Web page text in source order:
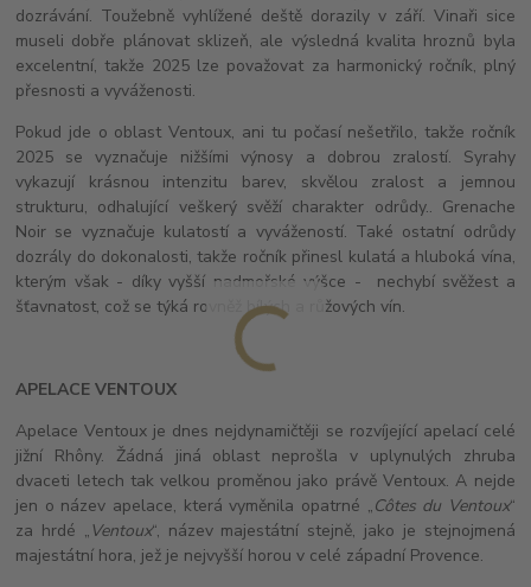
dozrávání. Toužebně vyhlížené deště dorazily v září. Vinaři sice
museli dobře plánovat sklizeň, ale výsledná kvalita hroznů byla
excelentní, takže 2025 lze považovat za harmonický ročník, plný
přesnosti a vyváženosti.
Pokud jde o oblast Ventoux, ani tu počasí nešetřilo, takže ročník
2025 se vyznačuje nižšími výnosy a dobrou zralostí. Syrahy
vykazují krásnou intenzitu barev, skvělou zralost a jemnou
strukturu, odhalující veškerý svěží charakter odrůdy.. Grenache
Noir se vyznačuje kulatostí a vyvážeností. Také ostatní odrůdy
dozrály do dokonalosti, takže ročník přinesl kulatá a hluboká vína,
kterým však - díky vyšší nadmořské výšce - nechybí svěžest a
šťavnatost, což se týká rovněž bílých a růžových vín.
APELACE VENTOUX
Apelace Ventoux je dnes nejdynamičtěji se rozvíjející apelací celé
jižní Rhôny. Žádná jiná oblast neprošla v uplynulých zhruba
dvaceti letech tak velkou proměnou jako právě Ventoux. A nejde
jen o název apelace, která vyměnila opatrné „Côtes du Ventoux“
za hrdé „Ventoux“, název majestátní stejně, jako je stejnojmená
majestátní hora, jež je nejvyšší horou v celé západní Provence.